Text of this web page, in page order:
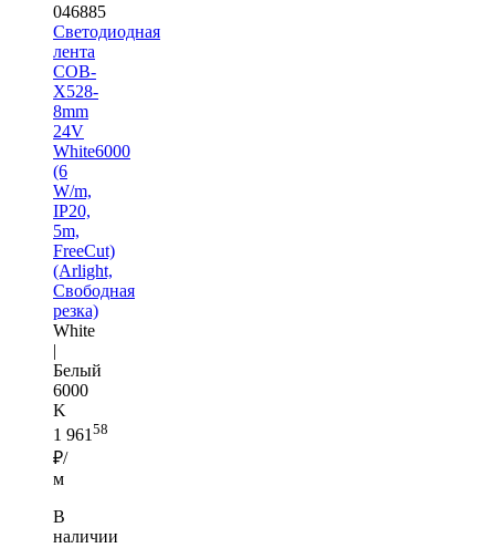
046885
Светодиодная
лента
COB-
X528-
8mm
24V
White6000
(6
W/m,
IP20,
5m,
FreeCut)
(Arlight,
Свободная
резка)
White
|
Белый
6000
K
1 961 58
₽/
м
В
наличии